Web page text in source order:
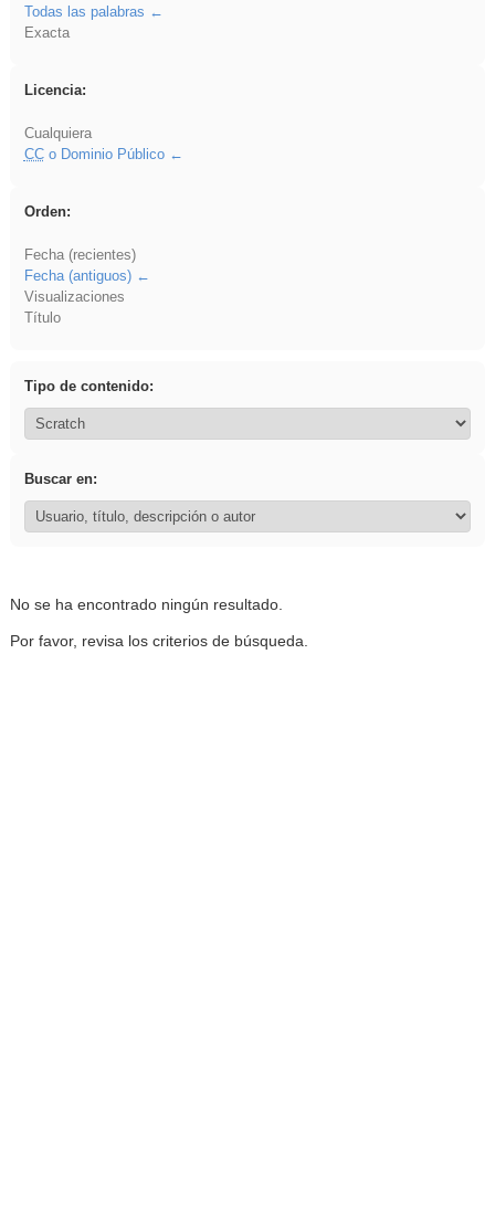
Todas las palabras
Exacta
Licencia:
Cualquiera
CCo Dominio Público
Orden:
Fecha (recientes)
Fecha (antiguos)
Visualizaciones
Título
Tipo de contenido:
Buscar en:
No se ha encontrado ningún resultado.
Por favor, revisa los criterios de búsqueda.